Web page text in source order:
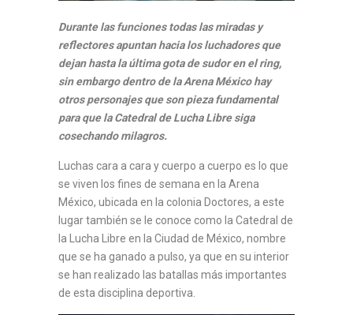
Durante las funciones todas las miradas y
reflectores apuntan hacia los luchadores que
dejan hasta la última gota de sudor en el ring,
sin embargo dentro de la Arena México hay
otros personajes que son pieza fundamental
para que la Catedral de Lucha Libre siga
cosechando milagros.
Luchas cara a cara y cuerpo a cuerpo es lo que
se viven los fines de semana en la Arena
México, ubicada en la colonia Doctores, a este
lugar también se le conoce como la Catedral de
la Lucha Libre en la Ciudad de México, nombre
que se ha ganado a pulso, ya que en su interior
se han realizado las batallas más importantes
de esta disciplina deportiva.